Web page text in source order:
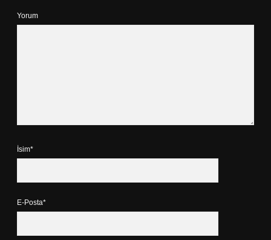
Yorum
İsim*
E-Posta*